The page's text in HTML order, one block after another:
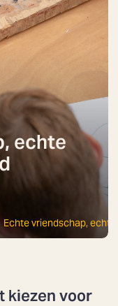
echte
Echte vriendschap,
kiezen voor